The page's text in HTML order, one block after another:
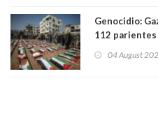
Genocidio:
112 parientes
muertos
04 August